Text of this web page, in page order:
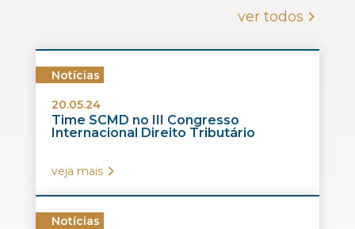
ver todos
Notícias
20.05.24
Time SCMD no III Congresso
Internacional Direito Tributário
veja mais
Notícias